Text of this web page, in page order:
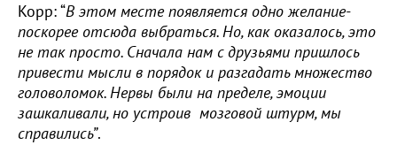
Корр: “В этом месте появляется одно желание-
поскорее отсюда выбраться. Но, как оказалось, это
не так просто. Сначала нам с друзьями пришлось
привести мысли в порядок и разгадать множество
головоломок. Нервы были на пределе, эмоции
зашкаливали, но устроив мозговой штурм, мы
справились”.